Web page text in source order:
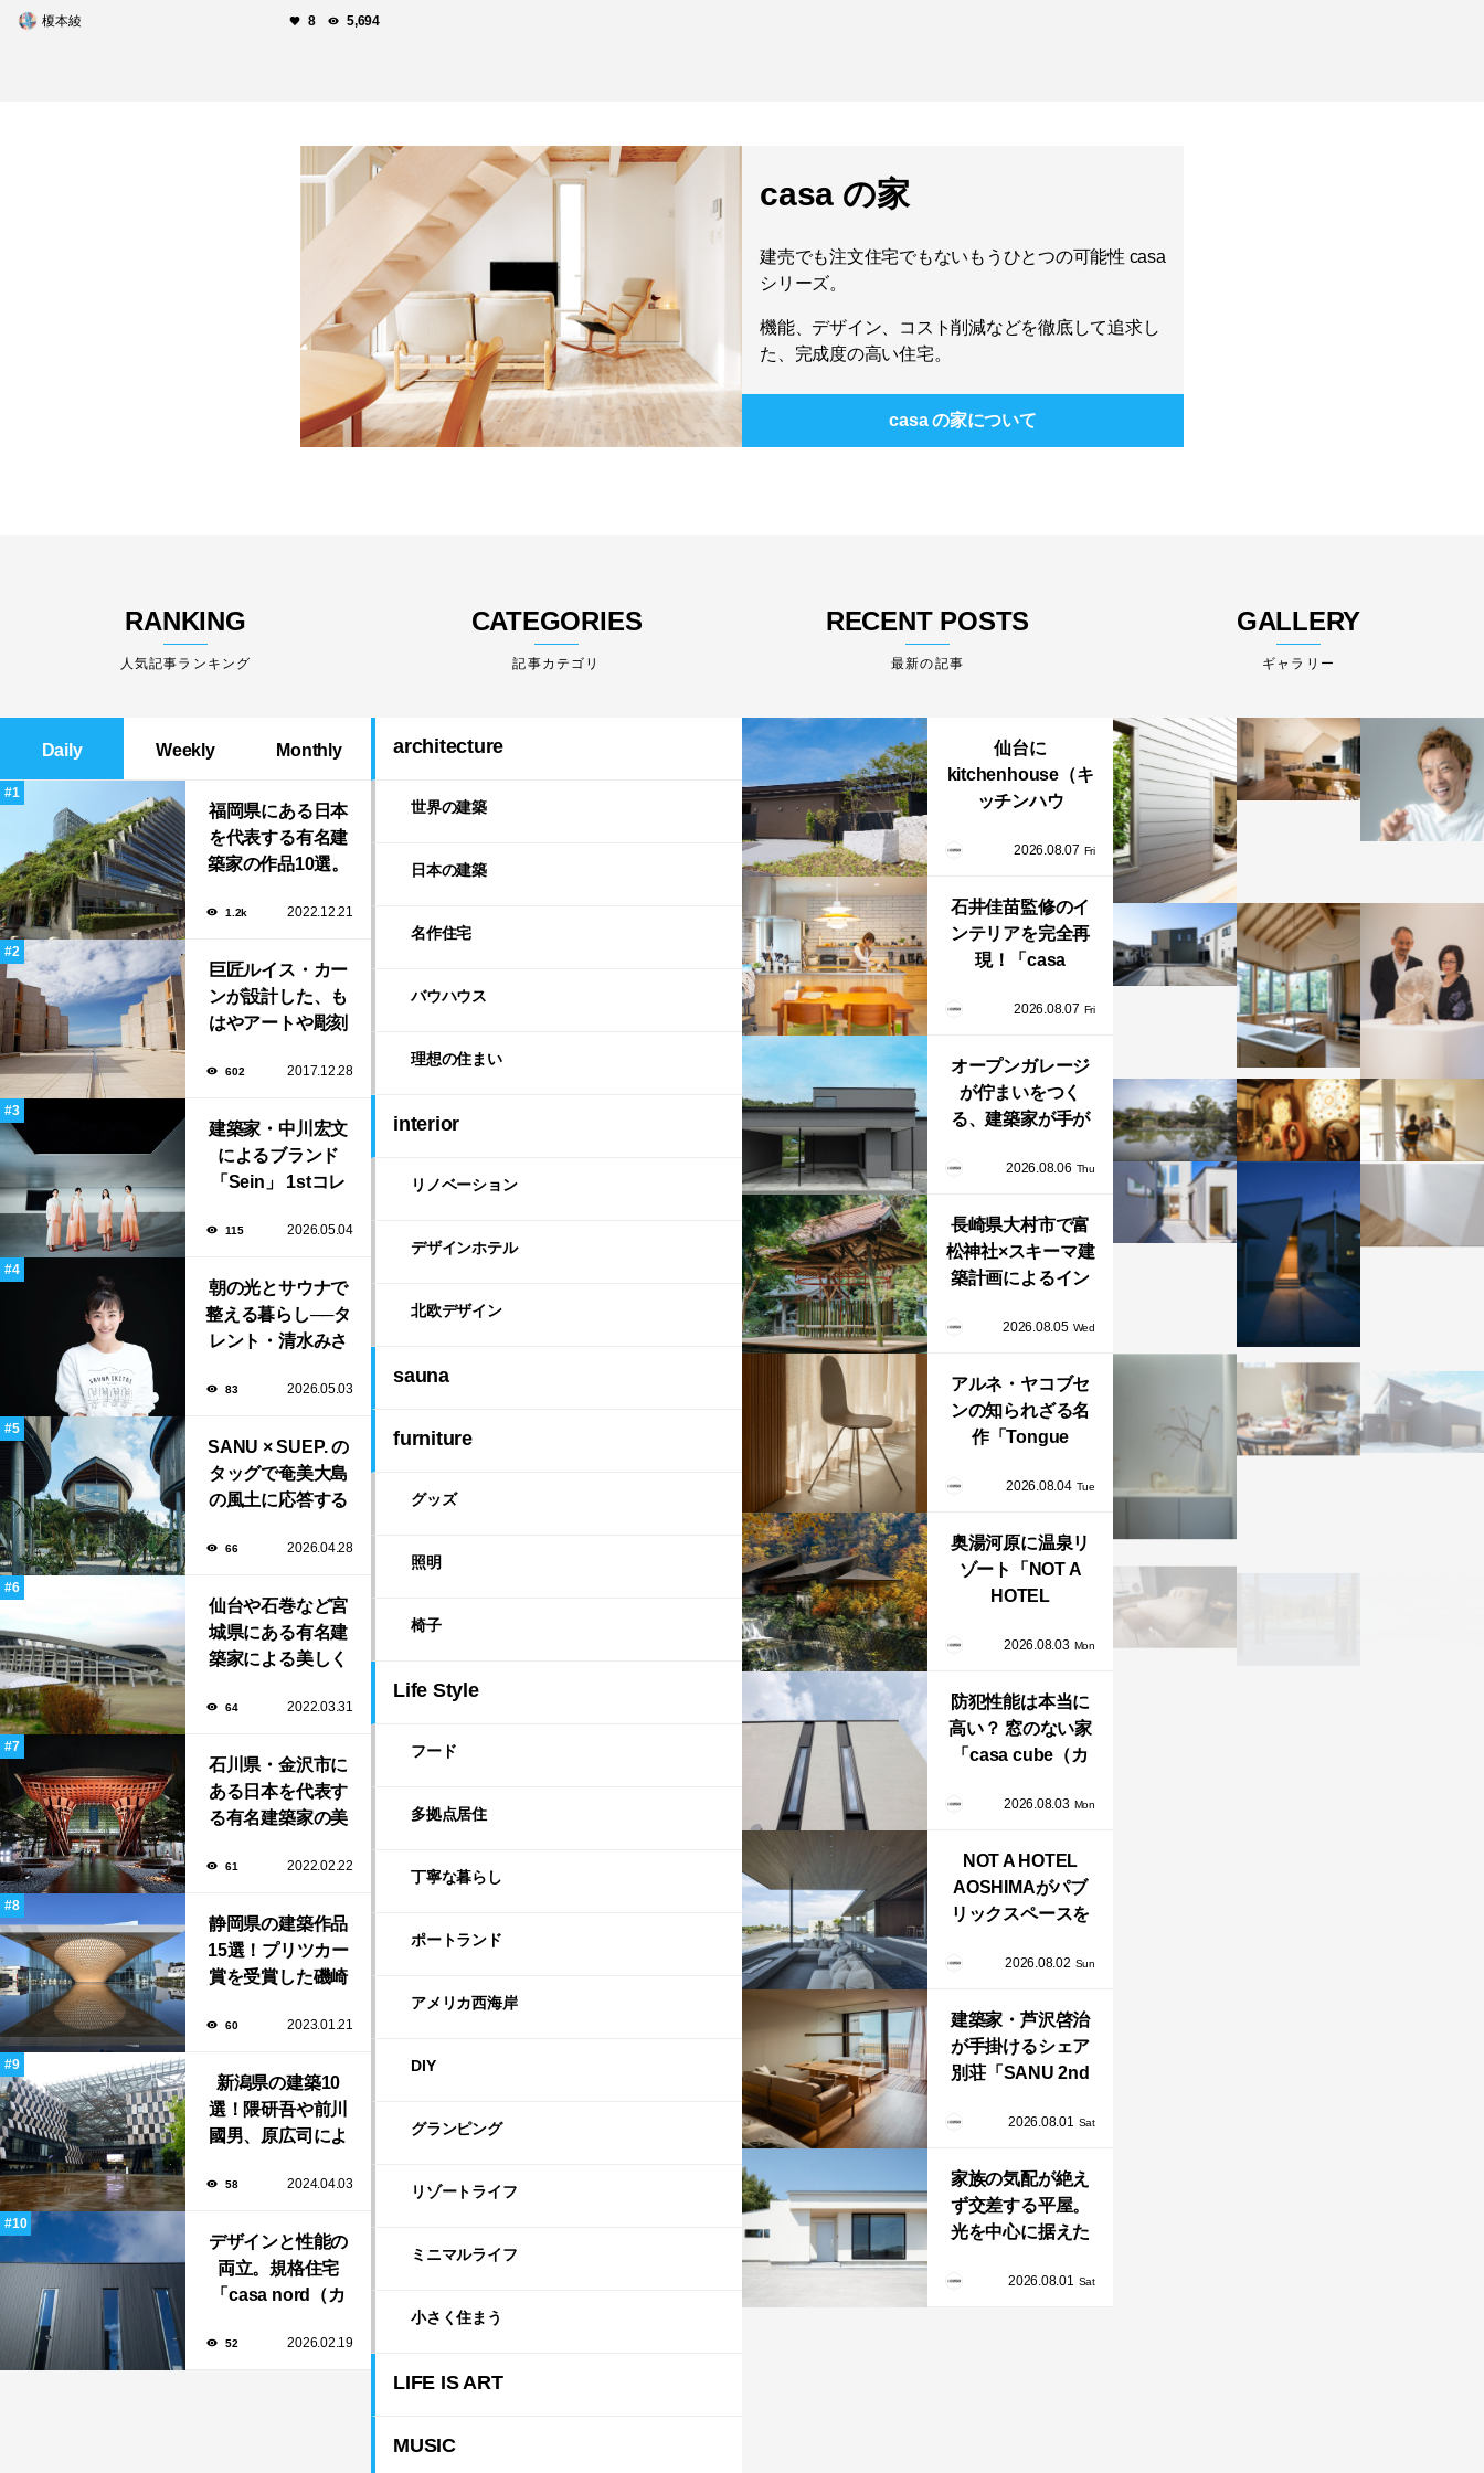
榎本綾 8 5,694
casa の家
建売でも注文住宅でもないもうひとつの可能性 casa
シリーズ。
機能、デザイン、コスト削減などを徹底して追求し
た、完成度の高い住宅。
casa の家について
RANKING
人気記事ランキング
Daily Weekly Monthly
福岡県にある日本
を代表する有名建
築家の作品10選。
タバから磯崎新に
1.2k 2022.12.21
巨匠ルイス・カー
ンが設計した、も
はやアートや彫刻
研究所」。
602 2017.12.28
建築家・中川宏文
によるブランド
「Sein」 1stコレ
表参道にて開催！
115 2026.05.04
朝の光とサウナで
整える暮らし──タ
レント・清水みさ
持ちいい暮らし”
83 2026.05.03
SANU × SUEP. の
タッグで奄美大島
の風土に応答する
成！
66 2026.04.28
仙台や石巻など宮
城県にある有名建
築家による美しく
品13選
64 2022.03.31
石川県・金沢市に
ある日本を代表す
る有名建築家の美
61 2022.02.22
静岡県の建築作品
15選！プリツカー
賞を受賞した磯崎
建築家が手掛けた
数！
60 2023.01.21
新潟県の建築10
選！隈研吾や前川
國男、原広司によ
染む至極の建築揃
58 2024.04.03
デザインと性能の
両立。規格住宅
「casa nord（カ
のスリット窓に隠
52 2026.02.19
CATEGORIES
architecture
世界の建築
日本の建築
名作住宅
バウハウス
理想の住まい
interior
リノベーション
デザインホテル
北欧デザイン
sauna
furniture
グッズ
照明
椅子
Life Style
フード
多拠点居住
丁寧な暮らし
ポートランド
アメリカ西海岸
DIY
グランピング
リゾートライフ
ミニマルライフ
小さく住まう
LIFE IS ART
MUSIC
RECENT POSTS
最新の記事
仙台に
kitchenhouse（キ
ッチンハウ
（グラフテクト）
型ショールームが
オープン！
2026.08.07 Fri
石井佳苗監修のイ
ンテリアを完全再
現！「casa
リンネル）」で叶
ルな部屋づくり。
2026.08.07 Fri
オープンガレージ
が佇まいをつく
る、建築家が手が
まい「ふわりと浮
い」
2026.08.06 Thu
長崎県大村市で富
松神社×スキーマ建
築計画によるイン
「循環する竹風
2026.08.05 Wed
アルネ・ヤコブセ
ンの知られざる名
作「Tongue
FRITZ HANSENか
本で発売開始！
2026.08.04 Tue
奥湯河原に温泉リ
ゾート「NOT A
HOTEL
誕生！販売を日
始！
2026.08.03 Mon
防犯性能は本当に
高い？ 窓のない家
「casa cube（カ
ブ）」が叶えるプ
感の正体
2026.08.03 Mon
NOT A HOTEL
AOSHIMAがパブ
リックスペースを
「CHILL2.0」
業！
2026.08.02 Sun
建築家・芦沢啓治
が手掛けるシェア
別荘「SANU 2nd
Owners」、新拠点
売開始
2026.08.01 Sat
家族の気配が絶え
ず交差する平屋。
光を中心に据えた
杜」
2026.08.01 Sat
GALLERY
ギャラリー